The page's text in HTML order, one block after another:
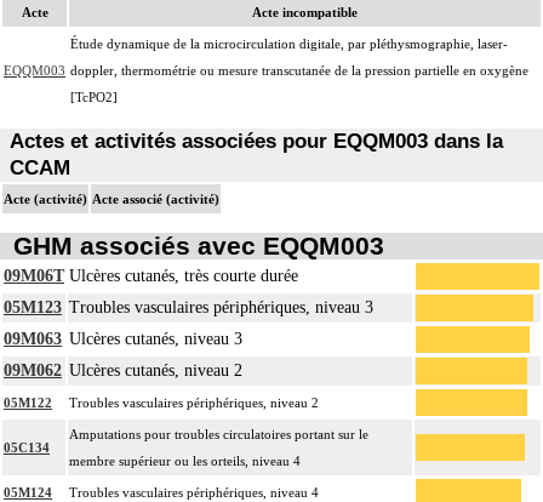
Acte Acte incompatible
EQQM003
Étude dynamique de la microcirculation digitale, par pléthysmographie, laser-
doppler, thermométrie ou mesure transcutanée de la pression partielle en oxygène
[TcPO2]
Actes et activités associées pour EQQM003 dans la
CCAM
Acte (activité) Acte associé (activité)
GHM associés avec EQQM003
09M06T Ulcères cutanés, très courte durée
05M123 Troubles vasculaires périphériques, niveau 3
09M063 Ulcères cutanés, niveau 3
09M062 Ulcères cutanés, niveau 2
05M122 Troubles vasculaires périphériques, niveau 2
05C134
Amputations pour troubles circulatoires portant sur le
membre supérieur ou les orteils, niveau 4
05M124 Troubles vasculaires périphériques, niveau 4